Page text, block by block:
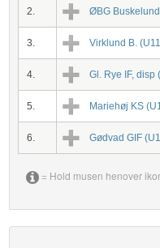
2. ØBG
3. Virklund B.
4. Gl. Rye IF, disp
5. Mariehøj KS
6. Gødvad GIF
= Hold musen henover